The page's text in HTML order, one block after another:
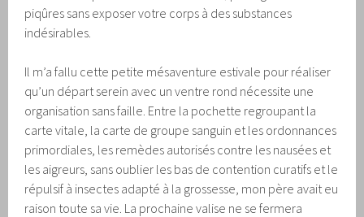
piqûres sans exposer votre corps à des substances
indésirables.
Il m’a fallu cette petite mésaventure estivale pour réaliser
qu’un départ serein avec un ventre rond nécessite une
organisation sans faille. Entre la pochette regroupant la
carte vitale, la carte de groupe sanguin et les ordonnances
primordiales, les remèdes autorisés contre les nausées et
les aigreurs, sans oublier les bas de contention curatifs et le
répulsif à insectes adapté à la grossesse, mon père avait eu
raison toute sa vie. La prochaine valise ne se fermera